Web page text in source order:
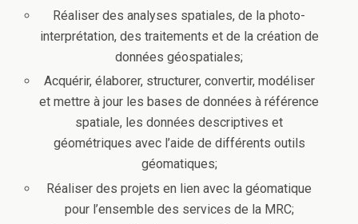
Réaliser des analyses spatiales, de la photo-
interprétation, des traitements et de la création de
données géospatiales;
Acquérir, élaborer, structurer, convertir, modéliser
et mettre à jour les bases de données à référence
spatiale, les données descriptives et
géométriques avec l’aide de différents outils
géomatiques;
Réaliser des projets en lien avec la géomatique
pour l’ensemble des services de la MRC;